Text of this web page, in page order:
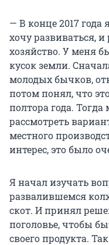
— В конце 2017 года
хочу развиваться, и
хозяйство. У меня
кусок земли.
молодых бычков,
потом понял, что
полтора года.
рассмотреть
местного
интерес, это было
Я начал изучать
развалившемся
скот. И принял
поголовье, чтобы
своего продукта.